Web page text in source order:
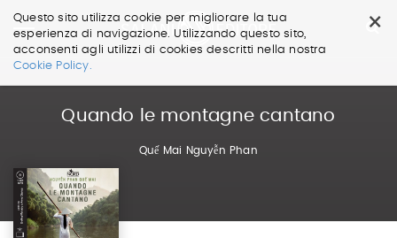
×
Questo sito utilizza cookie per migliorare la tua
esperienza di navigazione. Utilizzando questo sito,
acconsenti agli utilizzi di cookies descritti nella nostra
Cookie Policy.
Salta
Quando le montagne cantano
Quế Mai Nguyễn Phan